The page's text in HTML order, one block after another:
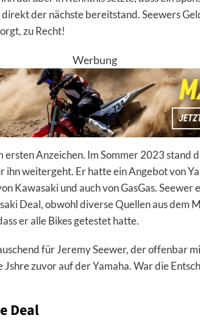
der nächste bereitstand. Seewers
zu Recht!
Werbung
ersten Anzeichen. Im Sommer 2023 stand
ihn weitergeht. Er hatte ein Angebot von
Kawasaki und auch von GasGas. Seewer
Deal, obwohl diverse Quellen aus dem
er alle Bikes getestet hatte.
für Jeremy Seewer, der offenbar
zuvor auf der Yamaha. War die
Deal